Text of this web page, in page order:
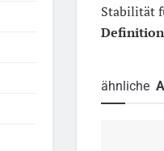
Stabilität
Definition
ähnliche